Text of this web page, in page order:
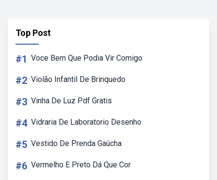
Top Post
#1 Voce Bem Que Podia Vir Comigo
#2 Violão Infantil De Brinquedo
#3 Vinha De Luz Pdf Gratis
#4 Vidraria De Laboratorio Desenho
#5 Vestido De Prenda Gaúcha
#6 Vermelho E Preto Dá Que Cor